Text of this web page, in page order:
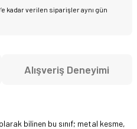
kadar verilen siparişler aynı gün
Alışveriş Deneyimi
bilinen bu sınıf; metal kesme,